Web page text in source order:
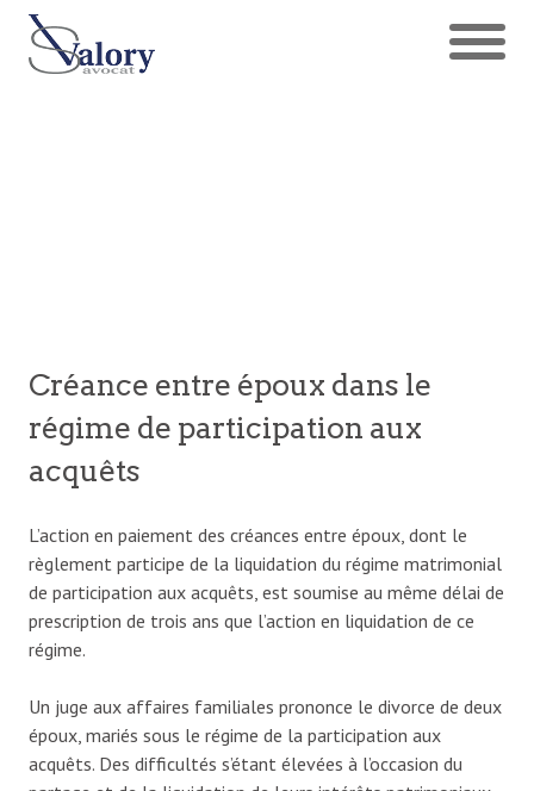
Créance entre époux dans le
régime de participation aux
acquêts
L’action en paiement des créances entre époux, dont le
règlement participe de la liquidation du régime matrimonial
de participation aux acquêts, est soumise au même délai de
prescription de trois ans que l’action en liquidation de ce
régime.
Un juge aux affaires familiales prononce le divorce de deux
époux, mariés sous le régime de la participation aux
acquêts. Des difficultés s’étant élevées à l’occasion du